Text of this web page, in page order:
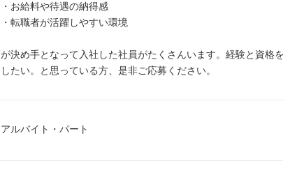
・お給料や待遇の納得感
・転職者が活躍しやすい環境
が決め手となって入社した社員がたくさんいます。経験と資格
したい。と思っている方、是非ご応募ください。
アルバイト・パート